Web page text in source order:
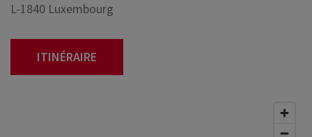
L-1840 Luxembourg
ITINÉRAIRE